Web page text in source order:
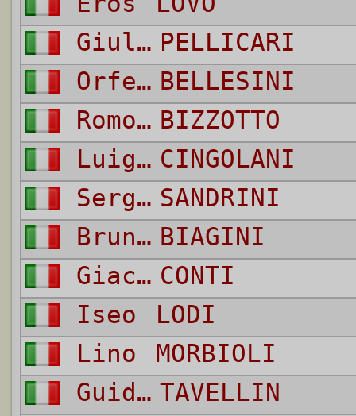
Giulio PELLICARI
Orfeo BELLESINI
Romolo BIZZOTTO
Luigi CINGOLANI
Sergio SANDRINI
Bruno BIAGINI
Giacomo Bruno CONTI
Iseo
LODI
Lino
MORBIOLI
Guido TAVELLIN